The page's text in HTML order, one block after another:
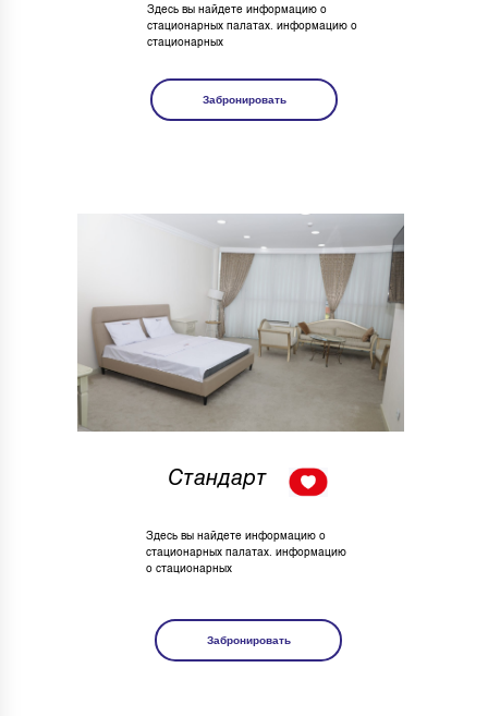
Стандарт
Здесь вы найдете информацию о
стационарных палатах. информацию
о стационарных
Забронировать
Здесь вы найдете информацию о
стационарных палатах. информацию о
стационарных
Забронировать